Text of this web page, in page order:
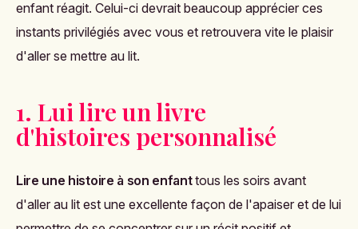
enfant réagit. Celui-ci devrait beaucoup apprécier ces
instants privilégiés avec vous et retrouvera vite le plaisir
d'aller se mettre au lit.
1. Lui lire un livre
d'histoires personnalisé
Lire une histoire à son enfanttous les soirs avant
d'aller au lit est une excellente façon de l'apaiser et de lui